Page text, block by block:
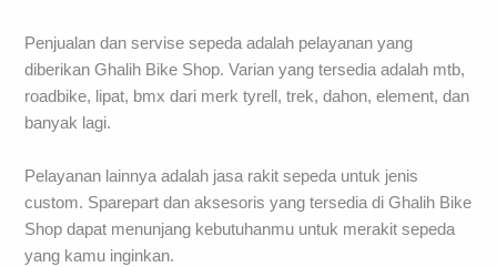
Penjualan dan servise sepeda adalah pelayanan yang
diberikan Ghalih Bike Shop. Varian yang tersedia adalah mtb,
roadbike, lipat, bmx dari merk tyrell, trek, dahon, element, dan
banyak lagi.
Pelayanan lainnya adalah jasa rakit sepeda untuk jenis
custom. Sparepart dan aksesoris yang tersedia di Ghalih Bike
Shop dapat menunjang kebutuhanmu untuk merakit sepeda
yang kamu inginkan.